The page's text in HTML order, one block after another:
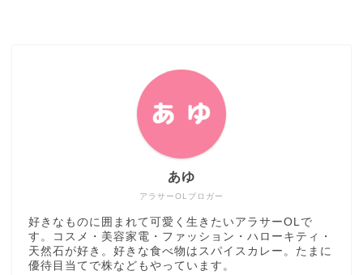
アラサーOLブロガー
あゆ
好きなものに囲まれて可愛く生きたいアラサーOLで
す。コスメ・美容家電・ファッション・ハローキティ・
天然石が好き。好きな食べ物はスパイスカレー。たまに
優待目当てで株などもやっています。